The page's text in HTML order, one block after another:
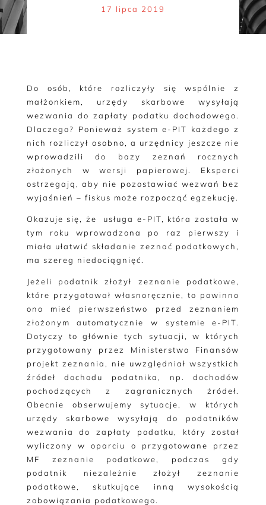
17 lipca 2019
Do osób, które rozliczyły się wspólnie z
małżonkiem, urzędy skarbowe wysyłają
wezwania do zapłaty podatku dochodowego.
Dlaczego? Ponieważ system e-PIT każdego z
nich rozliczył osobno, a urzędnicy jeszcze nie
wprowadzili do bazy zeznań rocznych
złożonych w wersji papierowej. Eksperci
ostrzegają, aby nie pozostawiać wezwań bez
wyjaśnień – fiskus może rozpocząć egzekucję.
Okazuje się, że usługa e-PIT, która została w
tym roku wprowadzona po raz pierwszy i
miała ułatwić składanie zeznać podatkowych,
ma szereg niedociągnięć.
Jeżeli podatnik złożył zeznanie podatkowe,
które przygotował własnoręcznie, to powinno
ono mieć pierwszeństwo przed zeznaniem
złożonym automatycznie w systemie e-PIT.
Dotyczy to głównie tych sytuacji, w których
przygotowany przez Ministerstwo Finansów
projekt zeznania, nie uwzględniał wszystkich
źródeł dochodu podatnika, np. dochodów
pochodzących z zagranicznych źródeł.
Obecnie obserwujemy sytuacje, w których
urzędy skarbowe wysyłają do podatników
wezwania do zapłaty podatku, który został
wyliczony w oparciu o przygotowane przez
MF zeznanie podatkowe, podczas gdy
podatnik niezależnie złożył zeznanie
podatkowe, skutkujące inną wysokością
zobowiązania podatkowego.